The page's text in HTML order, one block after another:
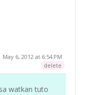
May 6, 2012 at 6:54 PM
delete
watkan tuto